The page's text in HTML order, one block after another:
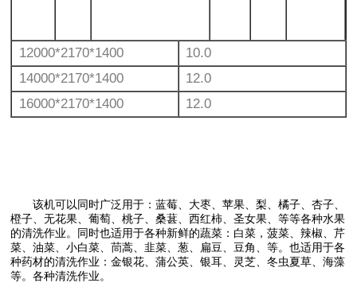
12000*2170*1400
10.0
14000*2170*1400
12.0
16000*2170*1400
12.0
该机可以同时广泛用于：蓝莓、大枣、苹果、梨、橘子、杏子、
橙子、无花果、葡萄、桃子、桑葚、西红柿、圣女果、等等各种水果
的清洗作业。同时也适用于各种新鲜的蔬菜：白菜，菠菜、辣椒、芹
菜、油菜、小白菜、茼蒿、韭菜、葱、扁豆、豆角、等。也适用于各
种药材的清洗作业：金银花、蒲公英、银耳、灵芝、冬虫夏草、海藻
等。各种清洗作业。